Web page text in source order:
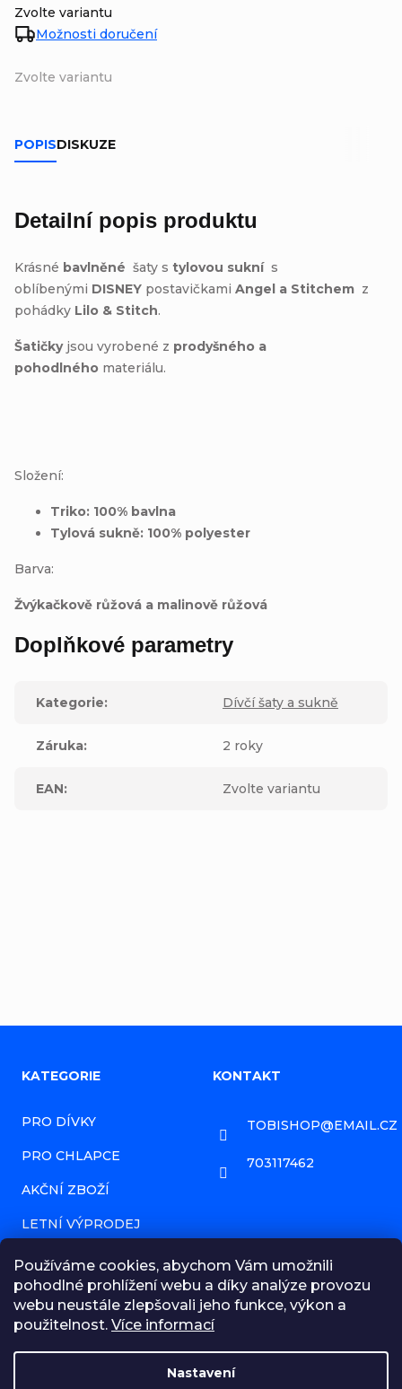
Používáme cookies, abychom Vám umožnili
pohodlné prohlížení webu a díky analýze provozu
webu neustále zlepšovali jeho funkce, výkon a
použitelnost. Více informací
Nastavení
Zvolte variantu
Zvolte variantu
Možnosti doručení
POPISDISKUZE
Detailní popis produktu
Krásné bavlněné šaty s tylovou sukní s
oblíbenými DISNEY postavičkami Angel a Stitchem z
pohádky Lilo & Stitch.
Šatičky jsou vyrobené z prodyšného a
pohodlného materiálu.
Složení:
Triko: 100% bavlna
Tylová sukně: 100% polyester
Barva:
Žvýkačkově růžová a malinově růžová
Doplňkové parametry
Kategorie: Dívčí šaty a sukně
Záruka: 2 roky
EAN: Zvolte variantu
í
KATEGORIE
PRO DÍVKY
PRO CHLAPCE
AKČNÍ ZBOŽÍ
LETNÍ VÝPRODEJ
PRODÁVANÉ ZNAČKY
HODNOCENÍ OBCHODU
NAPIŠTE NÁM ZPRÁVU!
KONTAKT
TOBISHOP@EMAIL.CZ
703117462